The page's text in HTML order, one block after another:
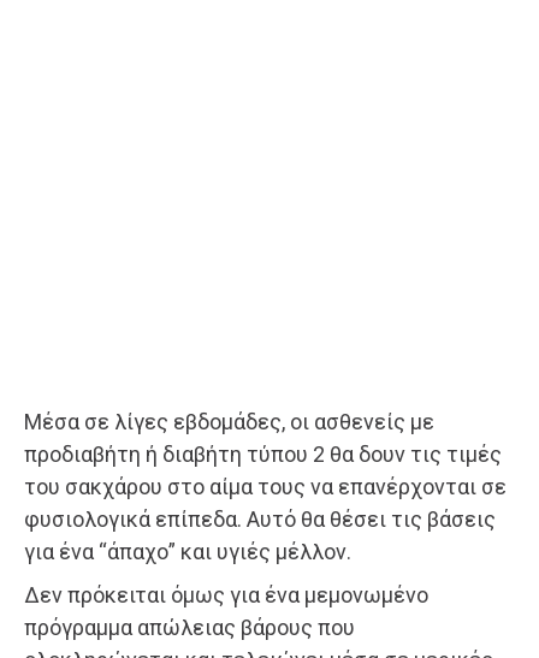
Μέσα σε λίγες εβδομάδες, οι ασθενείς με
προδιαβήτη ή διαβήτη τύπου 2 θα δουν τις τιμές
του σακχάρου στο αίμα τους να επανέρχονται σε
φυσιολογικά επίπεδα. Αυτό θα θέσει τις βάσεις
για ένα “άπαχο” και υγιές μέλλον.
Δεν πρόκειται όμως για ένα μεμονωμένο
πρόγραμμα απώλειας βάρους που